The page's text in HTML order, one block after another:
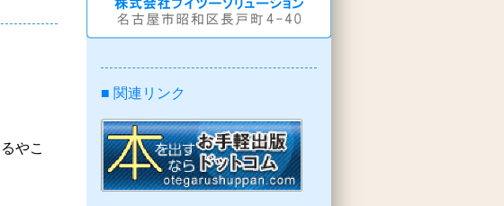
やこ
■ 関連リンク